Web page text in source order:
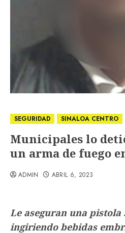
SEGURIDAD SINALOA CENTRO
Municipales lo
un arma de fuego
ADMIN ABRIL 6, 2023
Le aseguran una pistola
ingiriendo bebidas